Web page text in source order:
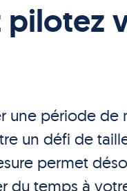
pilotez
une période de
un défi de
permet
du temps à